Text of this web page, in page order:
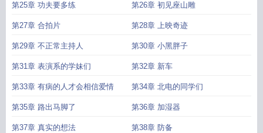
第25章 功夫要多练 第26章 初见座山雕
第27章 合拍片 第28章 上映奇迹
第29章 不正常主持人 第30章 小黑胖子
第31章 表演系的学妹们 第32章 新车
第33章 有病的人才会相信爱情 第34章 北电的同学们
第35章 路出马脚了 第36章 加湿器
第37章 真实的想法 第38章 防备